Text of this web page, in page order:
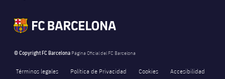
© Copyright FC Barcelona Página Oficial del FC Barcelona
Términos legales Política de Privacidad Cookies Accesibilidad